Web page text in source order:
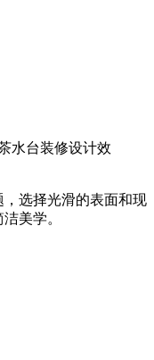
水台装修设计效
选择光滑的表面和现
美学。